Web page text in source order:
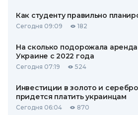
Как студенту правильно
Сегодня 09:09 182
На сколько подорожала
Украине с 2022 года
Сегодня 07:19 524
Инвестиции в золото и
придется платить украинцам
Сегодня 06:04 870